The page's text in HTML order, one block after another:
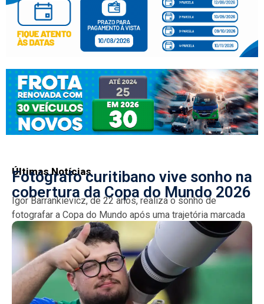
Últimas Notícias
Fotógrafo curitibano vive sonho na
cobertura da Copa do Mundo 2026
Igor Barrankievicz, de 22 anos, realiza o sonho de
fotografar a Copa do Mundo após uma trajetória marcada
por dedicação e superação desde o futebol...